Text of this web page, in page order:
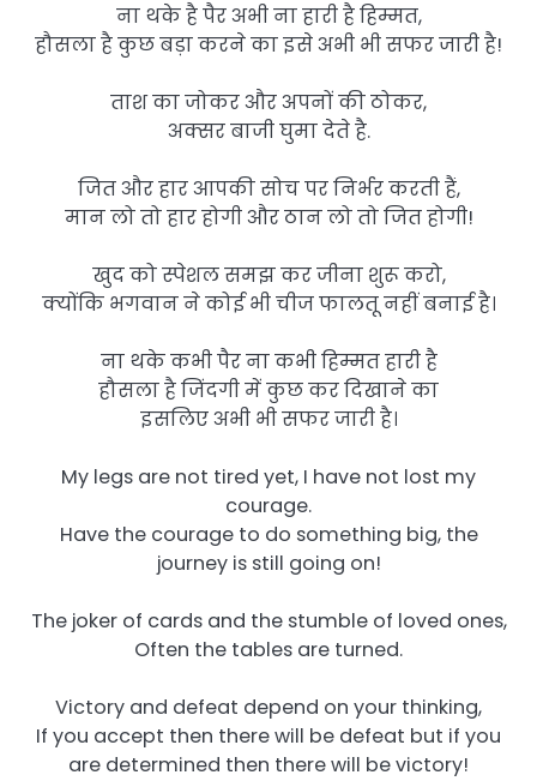
ना थके है पैर अभी ना हारी है हिम्मत,
हौसला है कुछ बड़ा करने का इसे अभी भी सफर जारी है!
ताश का जोकर और अपनों की ठोकर,
अक्सर बाजी घुमा देते है.
जित और हार आपकी सोच पर निर्भर करती हैं,
मान लो तो हार होगी और ठान लो तो जित होगी!
खुद को स्पेशल समझ कर जीना शुरू करो,
क्योंकि भगवान ने कोई भी चीज फालतू नहीं बनाई है।
ना थके कभी पैर ना कभी हिम्मत हारी है
हौसला है जिंदगी में कुछ कर दिखाने का
इसलिए अभी भी सफर जारी है।
My legs are not tired yet, I have not lost my
courage.
Have the courage to do something big, the
journey is still going on!
The joker of cards and the stumble of loved ones,
Often the tables are turned.
Victory and defeat depend on your thinking,
If you accept then there will be defeat but if you
are determined then there will be victory!